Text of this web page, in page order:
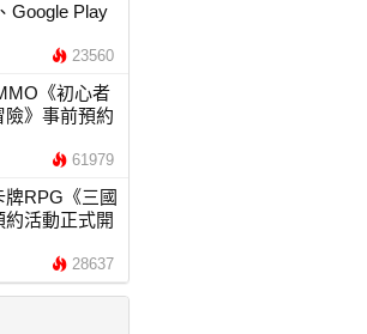
Google Play
23560
《初心者
》事前預約
61979
RPG《三國
活動正式開
28637